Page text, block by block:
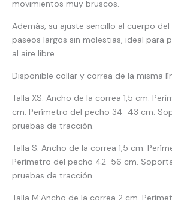
movimientos muy bruscos.
Además, su ajuste sencillo al cuerpo
paseos largos sin molestias, ideal para
al aire libre.
Disponible collar y correa de la misma
Talla XS: Ancho de la correa 1,5 cm.
cm. Perímetro del pecho 34-43 cm.
pruebas de tracción.
Talla S: Ancho de la correa 1,5 cm.
Perímetro del pecho 42-56 cm.
pruebas de tracción.
Talla M:Ancho de la correa 2 cm.